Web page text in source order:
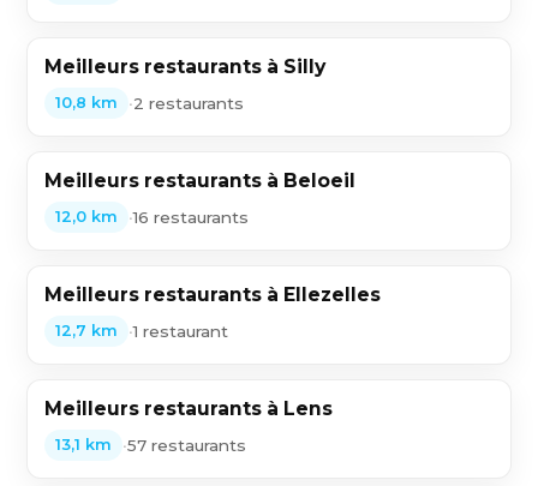
Meilleurs restaurants à Silly
10,8 km •2 restaurants
Meilleurs restaurants à Beloeil
12,0 km •16 restaurants
Meilleurs restaurants à Ellezelles
12,7 km •1 restaurant
Meilleurs restaurants à Lens
13,1 km •57 restaurants